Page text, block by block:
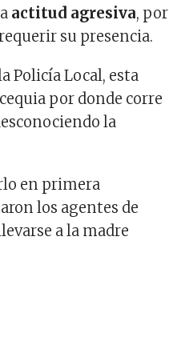
actitud agresiva, por
su presencia.
Policía Local, esta
por donde corre
la
en primera
los agentes de
a la madre